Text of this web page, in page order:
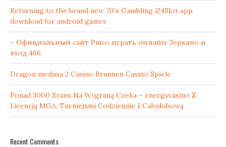
Returning to the brand new 70’s Gambling i24Slot app
download for android games
– Официальный сайт Pinco играть онлайн Зеркало и
вход.466
Dragon medusa 2 Casino Brunnen Casino Spiele
Ponad 3000 Szans Na Wygraną Czeka – energycasino Z
Licencją MGA, Turniejami Codziennie I Całodobową
Recent Comments